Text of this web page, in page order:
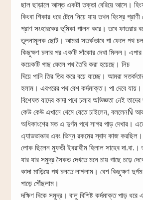
ছাল ছাড়ালে আস্ত একটা তক্তা বেরিয়ে আসে।
কিংবা শিকার ধরে টেনে নিয়ে যায় তখন হিংস্র
প্রাণ সংহারকের ভূমিকা পালন করে। তবে
তুলনামূলক ছোট। আমরা সতর্কভাবে পা ফেলে পথ
কিছুক্ষণ চলার পর একটি সাঁকোর দেখা মিলল।
কয়েকটি গাছ ফেলে পথ তৈরি করা হয়েছে। নিচ
দিয়ে পানি তির তির করে বয়ে যাচ্ছে। আমরা
হলাম। এরপরের পথ বেশ কর্দমাক্ত। পা দেবে
বিশেষত যাদের কাদা পথে চলার অভিজ্ঞতা নেই
কেউ কেউ এখানে থেমে যেতে চাইলেন, বললেনÑ
অধিকাংশের মত এ দুর্গম পথে সাগর পাড় দেখার।
এ্যাডভাঞ্চার এবং ভিন্ন রকমের স্বাদ কাজ
লোক ছিলেন মুফতী ইবরাহীম হিলাল সাহেব
যার যার সমুদ্র সৈকত দেখতে মনে চায় গাছে চড়ে
কাদা মাড়িয়ে পথ চলতে লাগলাম। বেশ কিছুক্ষণ
পাড়ে পৌঁছলাম।
দক্ষিণ দিকে সমুদ্র। বালু বিশিষ্ট কর্দমাক্ত পাড়